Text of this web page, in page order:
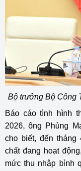
Bộ trưởng Bộ Công
Báo cáo tình hình
2026, ông Phùng
cho biết, đến tháng
chất đang hoạt
mức thu nhập bình